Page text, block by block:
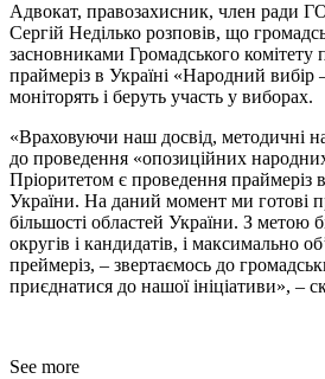
Адвокат, правозахисник, член ради
Сергій Неділько розповів, що
засновниками Громадського комітету
праймеріз в Україні «Народний вибір
моніторять і беруть участь у виборах.
«Враховуючи наш досвід, методичні
до проведення «опозиційних
Пріоритетом є проведення праймеріз
України. На даний момент ми готові
більшості областей України. З метою
округів і кандидатів, і максимально
преймеріз, – звертаємось до
приєднатися до нашої ініціативи», –
See more